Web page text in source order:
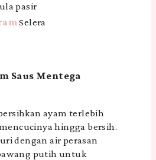
pasir
Selera
Saus Mentega
ayam terlebih
hingga bersih.
dengan air perasan
putih untuk